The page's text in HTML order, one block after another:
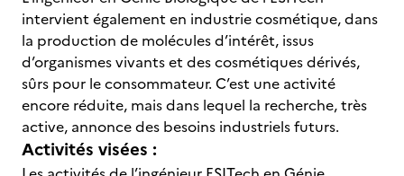
intervient également en industrie cosmétique, dans
la production de molécules d’intérêt, issus
d’organismes vivants et des cosmétiques dérivés,
sûrs pour le consommateur. C’est une activité
encore réduite, mais dans lequel la recherche, très
active, annonce des besoins industriels futurs.
Activités visées :